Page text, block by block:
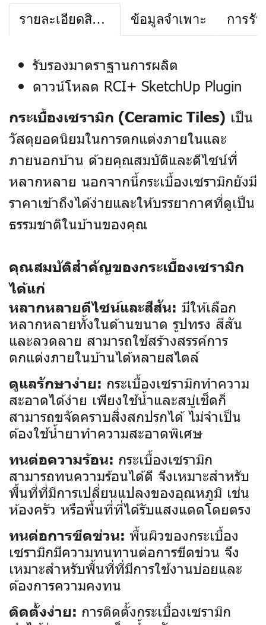
รายละเอียดสินค้า ข้อมูลจำเพาะ การรั
รับรองมาตราฐานการผลิต
ดาวน์โหลด RCI+ SketchUp Plugin
กระเบื้องเซรามิก (Ceramic Tiles) เป็น
วัสดุยอดนิยมในการตกแต่งภายในและ
ภายนอกบ้าน ด้วยคุณสมบัติและดีไซน์ที่
หลากหลาย นอกจากนี้กระเบื้องเซรามิกยังมี
ราคาเข้าถึงได้ง่ายและให้บรรยากาศที่ดูเป็น
ธรรมชาติในบ้านของคุณ
คุณสมบัติสำคัญของกระเบื้องเซรามิก
ได้แก่
หลากหลายดีไซน์และสีสัน: มีให้เลือก
หลากหลายทั้งในด้านขนาด รูปทรง สีสัน
และลวดลาย สามารถใช้สร้างสรรค์การ
ตกแต่งภายในบ้านได้หลายสไตล์
ดูแลรักษาง่าย: กระเบื้องเซรามิกทำความ
สะอาดได้ง่าย เพียงใช้น้ำและสบู่เช็ดก็
สามารถขจัดคราบสิ่งสกปรกได้ ไม่จำเป็น
ต้องใช้น้ำยาทำความสะอาดพิเศษ
ทนต่อความร้อน: กระเบื้องเซรามิก
สามารถทนความร้อนได้ดี จึงเหมาะสำหรับ
พื้นที่ที่มีการเปลี่ยนแปลงของอุณหภูมิ เช่น
ห้องครัว หรือพื้นที่ที่ได้รับแสงแดดโดยตรง
ทนต่อการขีดข่วน: พื้นผิวของกระเบื้อง
เซรามิกมีความทนทานต่อการขีดข่วน จึง
เหมาะสำหรับพื้นที่ที่มีการใช้งานบ่อยและ
ต้องการความคงทน
ติดตั้งง่าย: การติดตั้งกระเบื้องเซรามิก